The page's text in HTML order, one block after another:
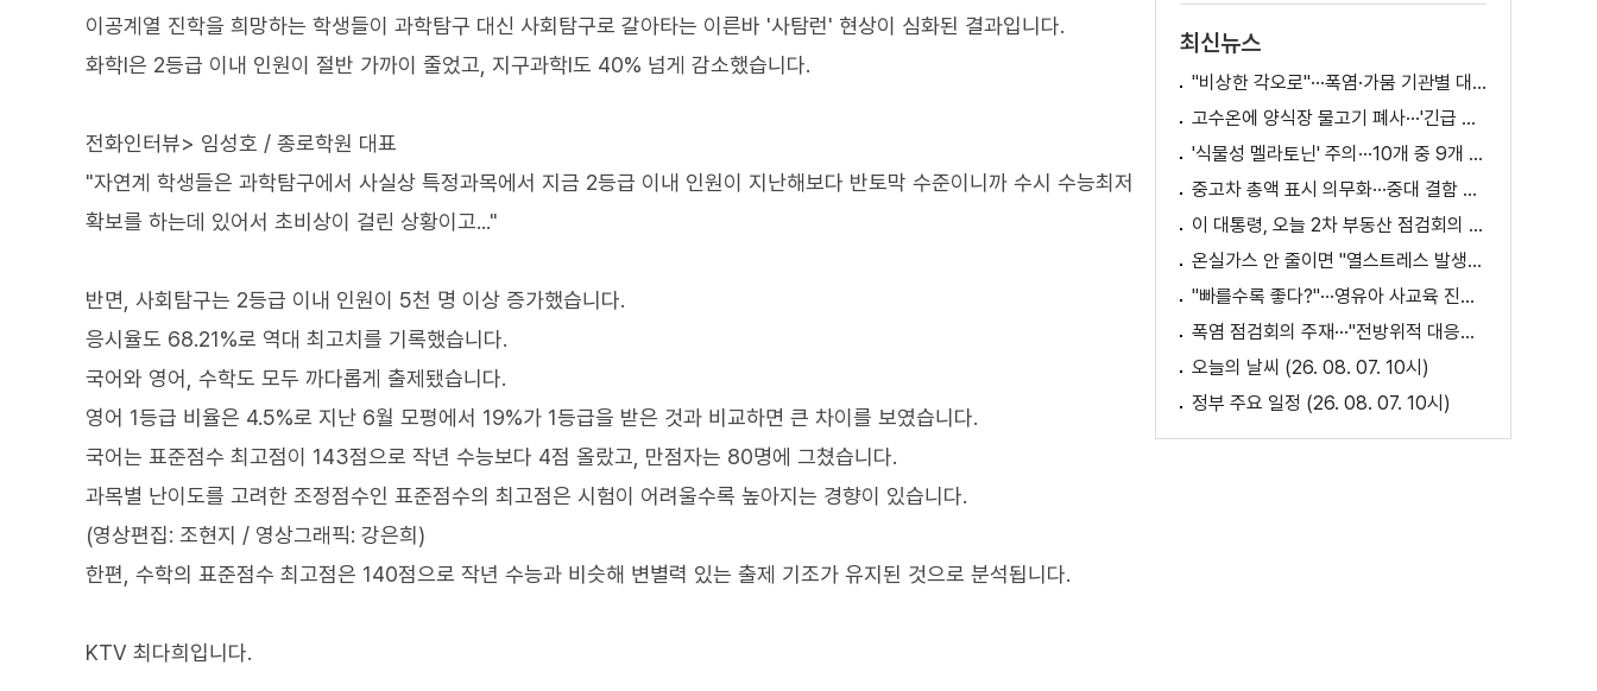
이공계열 진학을 희망하는 학생들이 과학탐구 대신 사회탐구로 갈아타는 이른바 '사탐런' 현상이 심화된 결과입니다.
화학Ⅰ은 2등급 이내 인원이 절반 가까이 줄었고, 지구과학Ⅰ도 40% 넘게 감소했습니다.
전화인터뷰> 임성호 / 종로학원 대표
"자연계 학생들은 과학탐구에서 사실상 특정과목에서 지금 2등급 이내 인원이 지난해보다 반토막 수준이니까 수시 수능최저
확보를 하는데 있어서 초비상이 걸린 상황이고..."
반면, 사회탐구는 2등급 이내 인원이 5천 명 이상 증가했습니다.
응시율도 68.21%로 역대 최고치를 기록했습니다.
국어와 영어, 수학도 모두 까다롭게 출제됐습니다.
영어 1등급 비율은 4.5%로 지난 6월 모평에서 19%가 1등급을 받은 것과 비교하면 큰 차이를 보였습니다.
국어는 표준점수 최고점이 143점으로 작년 수능보다 4점 올랐고, 만점자는 80명에 그쳤습니다.
과목별 난이도를 고려한 조정점수인 표준점수의 최고점은 시험이 어려울수록 높아지는 경향이 있습니다.
(영상편집: 조현지 / 영상그래픽: 강은희)
한편, 수학의 표준점수 최고점은 140점으로 작년 수능과 비슷해 변별력 있는 출제 기조가 유지된 것으로 분석됩니다.
KTV 최다희입니다.
최신뉴스
"비상한 각오로"···폭염·가뭄 기관별 대책은?
고수온에 양식장 물고기 폐사···'긴급 방류' 지원
'식물성 멜라토닌' 주의···10개 중 9개 처방 용량 초과
중고차 총액 표시 의무화···중대 결함 시 '계약 해제'
이 대통령, 오늘 2차 부동산 점검회의 주재
온실가스 안 줄이면 "열스트레스 발생일 29배 증가"
"빠를수록 좋다?"···영유아 사교육 진실과 해법은?
폭염 점검회의 주재···"전방위적 대응체계 가동"
오늘의 날씨 (26. 08. 07. 10시)
정부 주요 일정 (26. 08. 07. 10시)